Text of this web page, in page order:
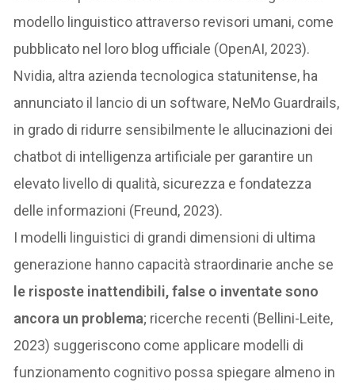
modello linguistico attraverso revisori umani, come
pubblicato nel loro blog ufficiale (OpenAI, 2023).
Nvidia, altra azienda tecnologica statunitense, ha
annunciato il lancio di un software, NeMo Guardrails,
in grado di ridurre sensibilmente le allucinazioni dei
chatbot di intelligenza artificiale per garantire un
elevato livello di qualità, sicurezza e fondatezza
delle informazioni (Freund, 2023).
I modelli linguistici di grandi dimensioni di ultima
generazione hanno capacità straordinarie anche se
le risposte inattendibili, false o inventate sono
ancora un problema; ricerche recenti (Bellini-Leite,
2023) suggeriscono come applicare modelli di
funzionamento cognitivo possa spiegare almeno in